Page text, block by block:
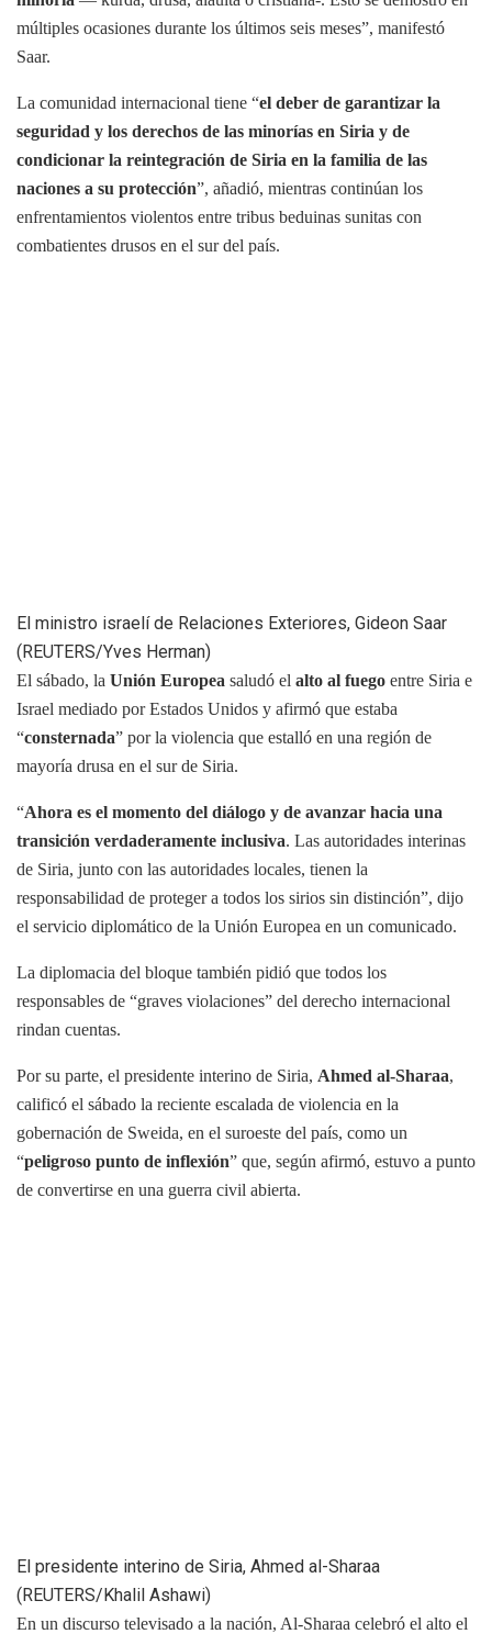
múltiples ocasiones durante los últimos seis meses”, manifestó
Saar.
La comunidad internacional tiene “el deber de garantizar la
seguridad y los derechos de las minorías en Siria y de
condicionar la reintegración de Siria en la familia de las
naciones a su protección”, añadió, mientras continúan los
enfrentamientos violentos entre tribus beduinas sunitas con
combatientes drusos en el sur del país.
El ministro israelí de Relaciones Exteriores, Gideon Saar
(REUTERS/Yves Herman)
El sábado, la Unión Europea saludó el alto al fuego entre Siria e
Israel mediado por Estados Unidos y afirmó que estaba
“consternada” por la violencia que estalló en una región de
mayoría drusa en el sur de Siria.
“Ahora es el momento del diálogo y de avanzar hacia una
transición verdaderamente inclusiva. Las autoridades interinas
de Siria, junto con las autoridades locales, tienen la
responsabilidad de proteger a todos los sirios sin distinción”, dijo
el servicio diplomático de la Unión Europea en un comunicado.
La diplomacia del bloque también pidió que todos los
responsables de “graves violaciones” del derecho internacional
rindan cuentas.
Por su parte, el presidente interino de Siria, Ahmed al-Sharaa,
calificó el sábado la reciente escalada de violencia en la
gobernación de Sweida, en el suroeste del país, como un
“peligroso punto de inflexión” que, según afirmó, estuvo a punto
de convertirse en una guerra civil abierta.
El presidente interino de Siria, Ahmed al-Sharaa
(REUTERS/Khalil Ashawi)
En un discurso televisado a la nación, Al-Sharaa celebró el alto el